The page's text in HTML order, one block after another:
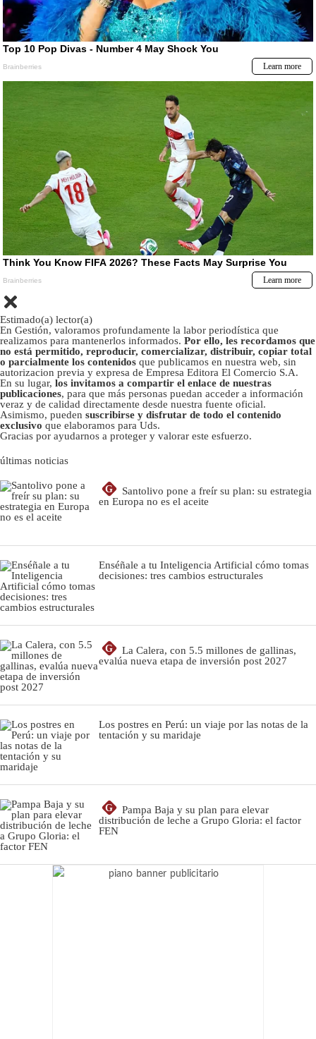
Estimado(a) lector(a)
En Gestión, valoramos profundamente la labor periodística que
realizamos para mantenerlos informados. Por ello, les recordamos que
no está permitido, reproducir, comercializar, distribuir, copiar total
o parcialmente los contenidos que publicamos en nuestra web, sin
autorizacion previa y expresa de Empresa Editora El Comercio S.A.
En su lugar, los invitamos a compartir el enlace de nuestras
publicaciones, para que más personas puedan acceder a información
veraz y de calidad directamente desde nuestra fuente oficial.
Asimismo, pueden suscribirse y disfrutar de todo el contenido
exclusivo que elaboramos para Uds.
Gracias por ayudarnos a proteger y valorar este esfuerzo.
últimas noticias
G
Santolivo pone a freír su plan: su estrategia
en Europa no es el aceite
Enséñale a tu Inteligencia Artificial cómo tomas
decisiones: tres cambios estructurales
G
La Calera, con 5.5 millones de gallinas,
evalúa nueva etapa de inversión post 2027
Los postres en Perú: un viaje por las notas de la
tentación y su maridaje
G
Pampa Baja y su plan para elevar
distribución de leche a Grupo Gloria: el factor
FEN